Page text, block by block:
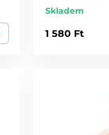
Skladem
1 580 Ft